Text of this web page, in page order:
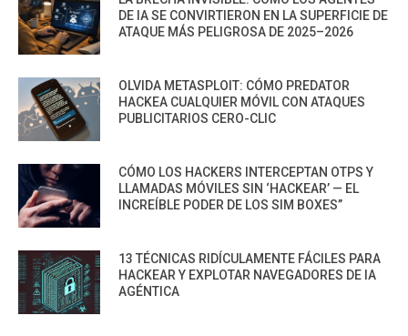
DE IA SE CONVIRTIERON EN LA SUPERFICIE DE
ATAQUE MÁS PELIGROSA DE 2025–2026
OLVIDA METASPLOIT: CÓMO PREDATOR
HACKEA CUALQUIER MÓVIL CON ATAQUES
PUBLICITARIOS CERO-CLIC
CÓMO LOS HACKERS INTERCEPTAN OTPS Y
LLAMADAS MÓVILES SIN ‘HACKEAR’ — EL
INCREÍBLE PODER DE LOS SIM BOXES”
13 TÉCNICAS RIDÍCULAMENTE FÁCILES PARA
HACKEAR Y EXPLOTAR NAVEGADORES DE IA
AGÉNTICA